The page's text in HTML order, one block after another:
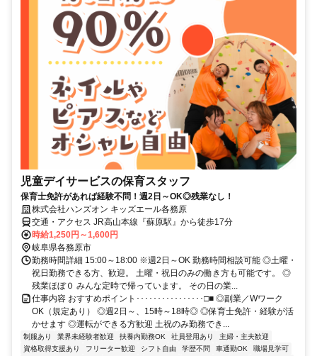
児童デイサービスの保育スタッフ
保育士免許があれば経験不問！週2日～OK◎残業なし！
株式会社ハンズオン キッズエール各務原
交通・アクセス JR高山本線『蘇原駅』から徒歩17分
時給1,250円～1,600円
岐阜県各務原市
勤務時間詳細 15:00～18:00 ※週2日～OK 勤務時間相談可能 ◎土曜・
祝日勤務できる方、歓迎。 土曜・祝日のみの働き方も可能です。 ◎
残業ほぼ０ みんな定時で帰っています。 その日の業...
仕事内容 おすすめポイント････････････････□■ ◎副業／Wワーク
OK（規定あり） ◎週2日～、15時～18時◎ ◎保育士免許・経験が活
かせます ◎運転ができる方歓迎 土祝のみ勤務でき...
制服あり 業界未経験者歓迎 扶養内勤務OK 社員登用あり
主婦・主夫歓迎
資格取得支援あり
フリーター歓迎 シフト自由 学歴不問 車通勤OK
職場見学可